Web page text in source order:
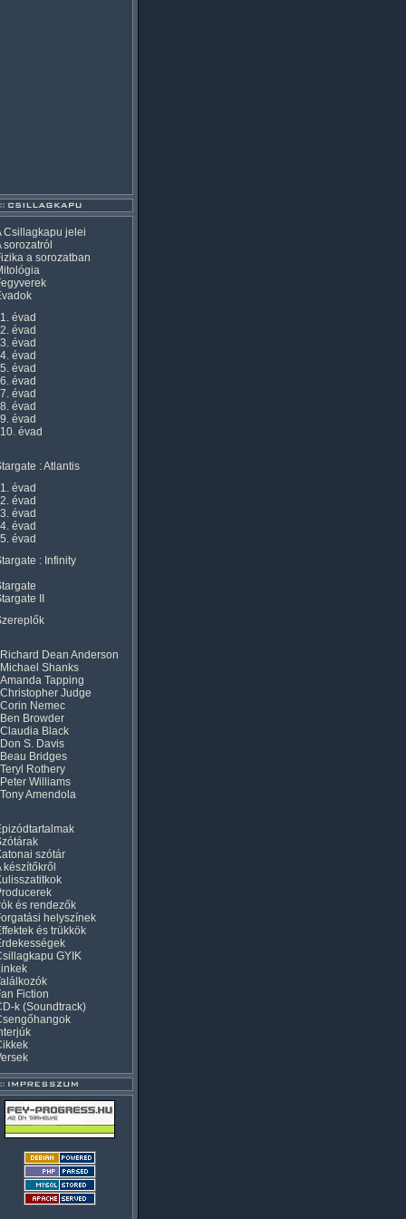
Csillagkapu jelei
sorozatról
a sorozatban
1. évad
2. évad
3. évad
4. évad
5. évad
6. évad
7. évad
8. évad
9. évad
10. évad
: Atlantis
1. évad
2. évad
3. évad
4. évad
5. évad
: Infinity
II
Richard Dean Anderson
Michael Shanks
Amanda Tapping
Christopher Judge
Corin Nemec
Ben Browder
Claudia Black
Don S. Davis
Beau Bridges
Teryl Rothery
Peter Williams
Tony Amendola
szótár
készítőkről
és rendezők
helyszínek
és trükkök
GYIK
Fiction
k (Soundtrack)